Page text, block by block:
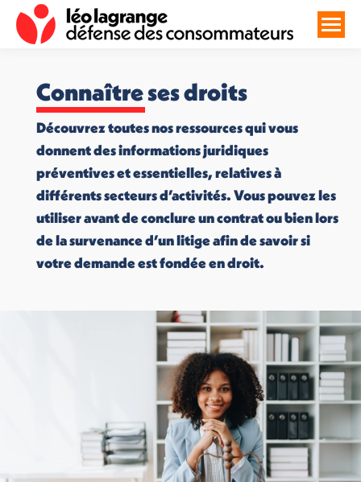
Connaître ses droits
Découvrez toutes nos ressources qui vous
donnent des informations juridiques
préventives et essentielles, relatives à
différents secteurs d’activités. Vous pouvez les
utiliser avant de conclure un contrat ou bien lors
de la survenance d’un litige afin de savoir si
votre demande est fondée en droit.